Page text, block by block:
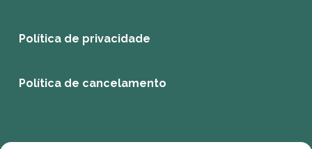
Política de privacidade
Política de cancelamento